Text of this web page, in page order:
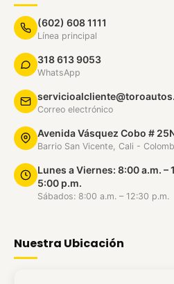
(602) 608 1111
Línea principal
318 613 9053
WhatsApp
Correo electrónico
Avenida Vásquez Cobo #
Barrio San Vicente, Cali -
Lunes a Viernes: 8:00 a.m. –
5:00 p.m.
Sábados: 8:00 a.m. – 12:30 p.m.
Nuestra Ubicación